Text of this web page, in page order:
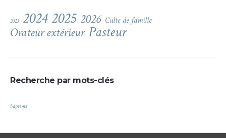
2023 2024 2025 2026 Culte de famille
Orateur extérieur Pasteur
Recherche par mots-clés
baptême